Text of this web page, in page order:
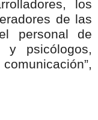
los
de las
personal de
y psicólogos,